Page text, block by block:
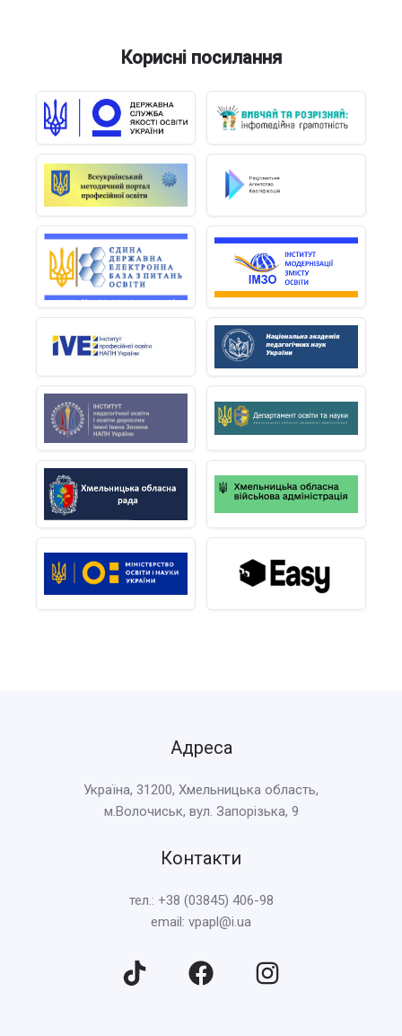
Корисні посилання
Адреса
Україна, 31200, Хмельницька область,
м.Волочиськ, вул. Запорізька, 9
Контакти
тел.: +38 (03845) 406-98
email: vpapl@i.ua